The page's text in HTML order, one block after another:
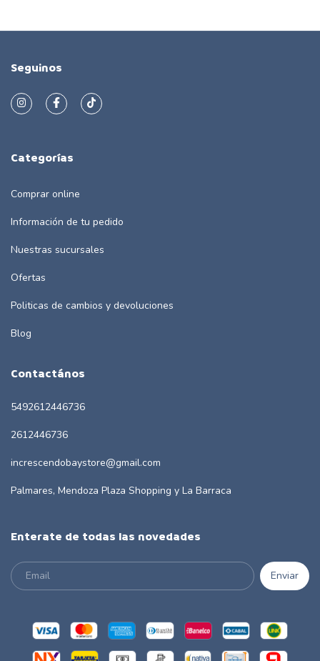
Seguinos
Categorías
Comprar online
Información de tu pedido
Nuestras sucursales
Ofertas
Politicas de cambios y devoluciones
Blog
Contactános
5492612446736
2612446736
increscendobaystore@gmail.com
Palmares, Mendoza Plaza Shopping y La Barraca
Enterate de todas las novedades